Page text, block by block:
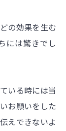
の効果を生む
には驚きでし
いる時には当
お願いをした
えできないよ